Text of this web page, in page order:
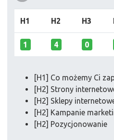
H1 H2 H3
1 4 0
[H1] Co możemy Ci
[H2] Strony
[H2] Sklepy
[H2] Kampanie
[H2] Pozycjonowanie